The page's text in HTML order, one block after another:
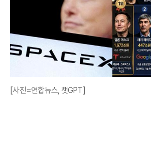
[사진=연합뉴스, 챗GPT]